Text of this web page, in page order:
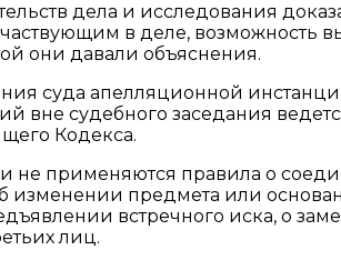
дела и исследования
в деле, возможность
они давали объяснения.
суда апелляционной
вне судебного заседания
Кодекса.
не применяются правила о
изменении предмета или
встречного иска, о
лиц.